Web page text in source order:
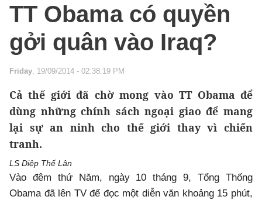
TT Obama có quyền
gởi quân vào Iraq?
Friday, 19/09/2014 - 02:38:19 PM
Cả thế giới đã chờ mong vào TT Obama để
dùng những chính sách ngoại giao để mang
lại sự an ninh cho thế giới thay vì chiến
tranh.
LS Diệp Thế Lân
Vào đêm thứ Năm, ngày 10 tháng 9, Tổng Thống
Obama đã lên TV để đọc một diễn văn khoảng 15 phút,